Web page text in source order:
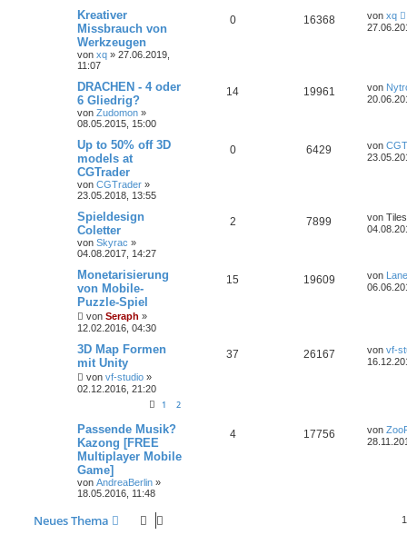
Kreativer
Missbrauch von
Werkzeugen
von xq » 27.06.2019,
11:07
0 16368 von xq
DRACHEN - 4 oder
6 Gliedrig?
von Zudomon »
08.05.2015, 15:00
14 19961 von
Up to 50% off 3D
models at
CGTrader
von CGTrader »
23.05.2018, 13:55
0 6429 von
Spieldesign
Coletter
von Skyrac »
04.08.2017, 14:27
2 7899 von Tiles
Monetarisierung
von Mobile-
Puzzle-Spiel
von Seraph »
12.02.2016, 04:30
15 19609 von
3D Map Formen
mit Unity
von vf-studio »
02.12.2016, 21:20
1 2
37 26167 von vf-
Passende Musik?
Kazong [FREE
Multiplayer Mobile
Game]
von AndreaBerlin »
18.05.2016, 11:48
4 17756 von
Neues Thema